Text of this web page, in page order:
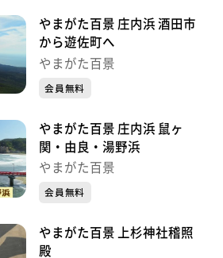
やまがた百景 庄内浜 酒田市
から遊佐町へ
やまがた百景
会員無料
やまがた百景 庄内浜 鼠ヶ
関・由良・湯野浜
やまがた百景
会員無料
やまがた百景 上杉神社稽照
殿